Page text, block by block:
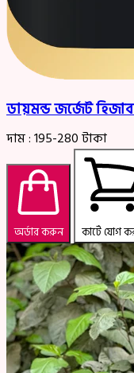
ডায়মন্ড জর্জেট
দাম :195-280টাকা
অর্ডার করুন কার্টে যোগ